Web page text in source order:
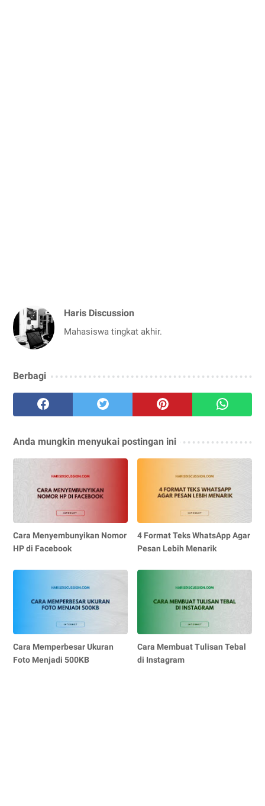
Haris Discussion
Mahasiswa tingkat akhir.
Berbagi
Anda mungkin menyukai postingan ini
Cara Menyembunyikan Nomor
HP di Facebook
4 Format Teks WhatsApp Agar
Pesan Lebih Menarik
Cara Memperbesar Ukuran
Foto Menjadi 500KB
Cara Membuat Tulisan Tebal
di Instagram